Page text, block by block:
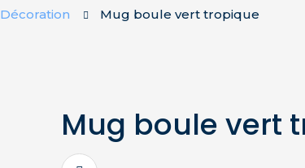
Décoration Mug boule vert tropique
Mug boule vert